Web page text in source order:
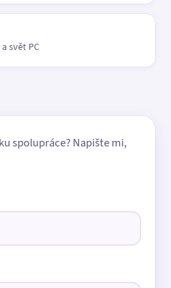
svět PC
spolupráce? Napište mi,